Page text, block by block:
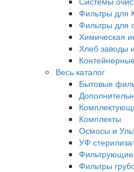
Фильтры для
Фильтры для
Химическая
Хлеб заводы
Весь каталог
Бытовые
Комплекты
Осмосы и
УФ
Фильтры